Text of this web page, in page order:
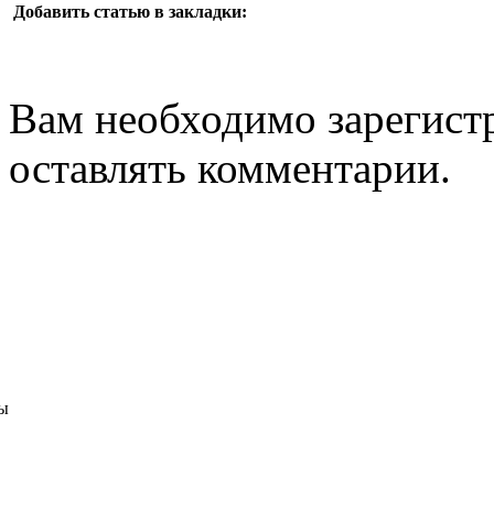
Добавить статью в закладки:
Вам необходимо
оставлять комментарии.